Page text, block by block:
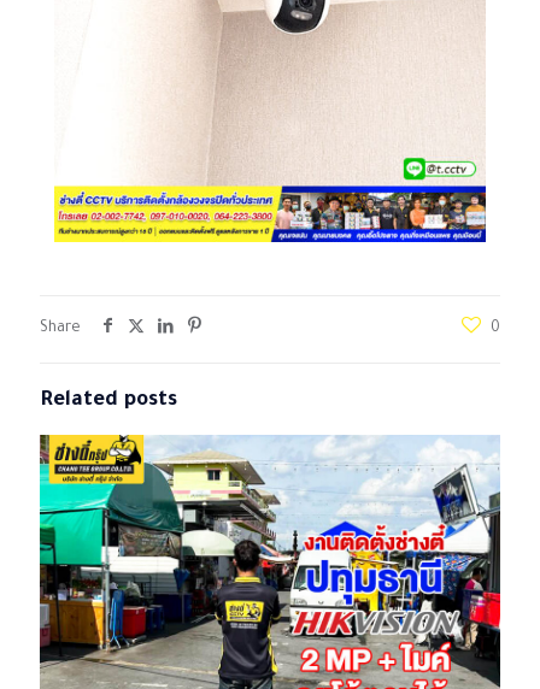
Share 0
Related posts